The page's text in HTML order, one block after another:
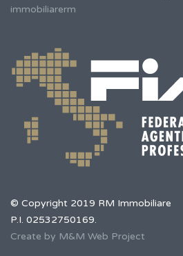
immobiliarerm
© Copyright 2019 RM Immobiliare
P.I. 02532750169.
Create by M&M Web Project